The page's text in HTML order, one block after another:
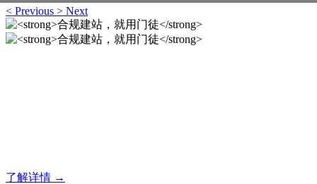
< Previous > Next
了解详情 →